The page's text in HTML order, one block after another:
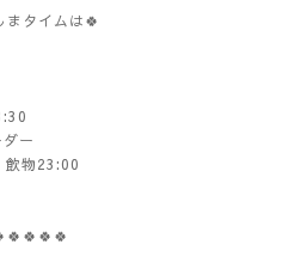
まタイムは🍀
ー
飲物23:00